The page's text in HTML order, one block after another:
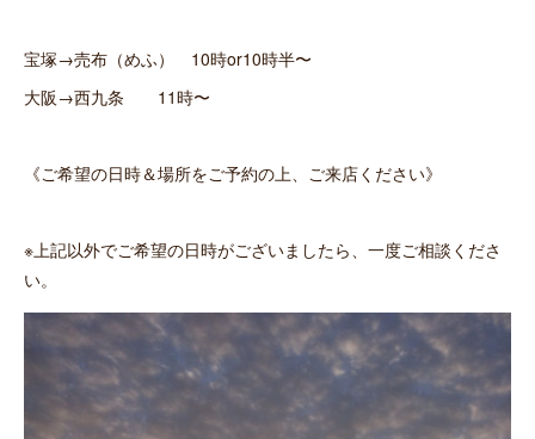
宝塚→売布（めふ） 10時or10時半〜
大阪→西九条 11時〜
《ご希望の日時＆場所をご予約の上、ご来店ください》
※上記以外でご希望の日時がございましたら、一度ご相談くださ
い。